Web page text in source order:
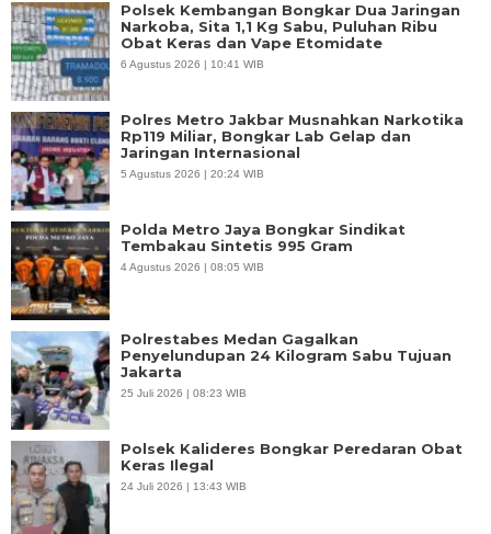
Polsek Kembangan Bongkar Dua Jaringan
Narkoba, Sita 1,1 Kg Sabu, Puluhan Ribu
Obat Keras dan Vape Etomidate
6 Agustus 2026 | 10:41 WIB
Polres Metro Jakbar Musnahkan Narkotika
Rp119 Miliar, Bongkar Lab Gelap dan
Jaringan Internasional
5 Agustus 2026 | 20:24 WIB
Polda Metro Jaya Bongkar Sindikat
Tembakau Sintetis 995 Gram
4 Agustus 2026 | 08:05 WIB
Polrestabes Medan Gagalkan
Penyelundupan 24 Kilogram Sabu Tujuan
Jakarta
25 Juli 2026 | 08:23 WIB
Polsek Kalideres Bongkar Peredaran Obat
Keras Ilegal
24 Juli 2026 | 13:43 WIB